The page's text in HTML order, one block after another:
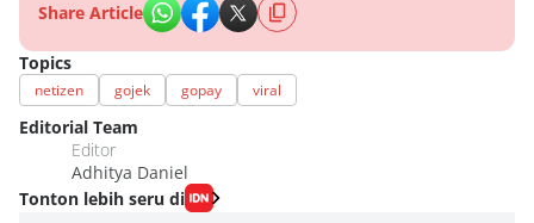
Share Article
Topics
netizen gojek gopay viral
Editorial Team
Editor
Adhitya Daniel
Tonton lebih seru di